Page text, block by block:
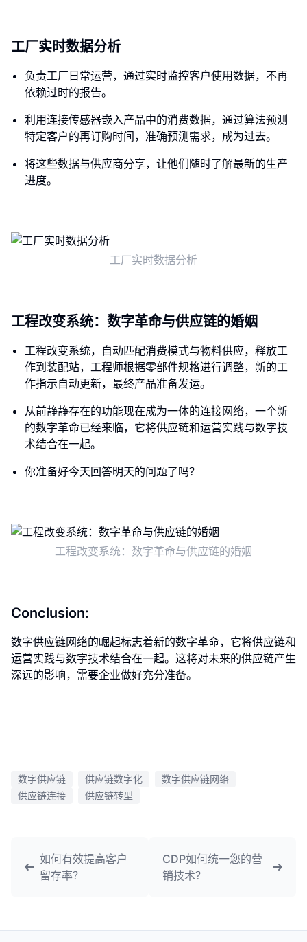
工厂实时数据分析
负责工厂日常运营，通过实时监控客户使用数据，不再
依赖过时的报告。
利用连接传感器嵌入产品中的消费数据，通过算法预测
特定客户的再订购时间，准确预测需求，成为过去。
将这些数据与供应商分享，让他们随时了解最新的生产
进度。
工厂实时数据分析
工程改变系统：数字革命与供应链的婚姻
工程改变系统，自动匹配消费模式与物料供应，释放工
作到装配站，工程师根据零部件规格进行调整，新的工
作指示自动更新，最终产品准备发运。
从前静静存在的功能现在成为一体的连接网络，一个新
的数字革命已经来临，它将供应链和运营实践与数字技
术结合在一起。
你准备好今天回答明天的问题了吗？
工程改变系统：数字革命与供应链的婚姻
Conclusion:
数字供应链网络的崛起标志着新的数字革命，它将供应链和
运营实践与数字技术结合在一起。这将对未来的供应链产生
深远的影响，需要企业做好充分准备。
数字供应链 供应链数字化
数字供应链网络
供应链连接
供应链转型
如何有效提高客户
留存率？
CDP如何统一您的营
销技术？